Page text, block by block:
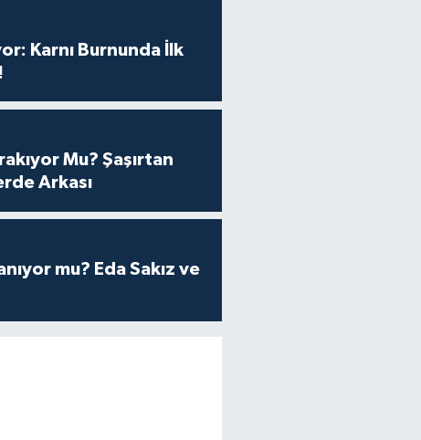
Karnı Burnunda İlk
Mu? Şaşırtan
Arkası
mu? Eda Sakız ve